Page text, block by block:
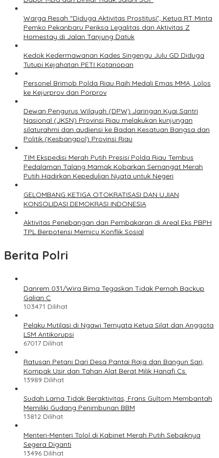
Warga Resah “Diduga Aktivitas Prostitusi”, Ketua RT Minta
Pemko Pekanbaru Periksa Legalitas dan Aktivitas Z
Homestay di Jalan Tanjung Datuk
Kedok Kedermawanan Kades Singengu Julu GD Diduga
Tutupi Kejahatan PETI Kotanopan
Personel Brimob Polda Riau Raih Medali Emas MMA, Lolos
ke Kejurprov dan Porprov
Dewan Pengurus Wilayah (DPW) Jaringan Kyai Santri
Nasional (JKSN) Provinsi Riau melakukan kunjungan
silaturahmi dan audiensi ke Badan Kesatuan Bangsa dan
Politik (Kesbangpol) Provinsi Riau
TIM Ekspedisi Merah Putih Presisi Polda Riau Tembus
Pedalaman Talang Mamak Kobarkan Semangat Merah
Putih Hadirkan Kepedulian Nyata untuk Negeri
GELOMBANG KETIGA OTOKRATISASI DAN UJIAN
KONSOLIDASI DEMOKRASI INDONESIA
Aktivitas Penebangan dan Pembakaran di Areal Eks PBPH
TPL Berpotensi Memicu Konflik Sosial
Berita Polri
Danrem 031/Wira Bima Tegaskan Tidak Pernah Backup
Galian C
103471 Dilihat
Pelaku Mutilasi di Ngawi Ternyata Ketua Silat dan Anggota
LSM Antikorupsi
67017 Dilihat
Ratusan Petani Dari Desa Pantai Raja dan Bangun Sari,
Kompak Usir dan Tahan Alat Berat Milik Hanafi Cs.
13989 Dilihat
Sudah Lama Tidak Beraktivitas, Frans Gultom Membantah
Memiliki Gudang Penimbunan BBM
13812 Dilihat
Menteri-Menteri Tolol di Kabinet Merah Putih Sebaiknya
Segera Diganti
13496 Dilihat